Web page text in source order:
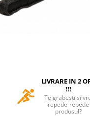
LIVRARE IN 2
!!!
Te grabesti si
repede-repede
produsul?